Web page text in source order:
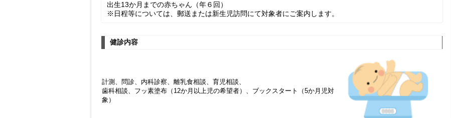
出生13か月までの赤ちゃん（年６回）
※日程等については、郵送または新生児訪問にて対象者にご案内します。
健診内容
計測、問診、内科診察、離乳食相談、育児相談、
歯科相談、フッ素塗布（12か月以上児の希望者）、ブックスタート（5か月児対
象）